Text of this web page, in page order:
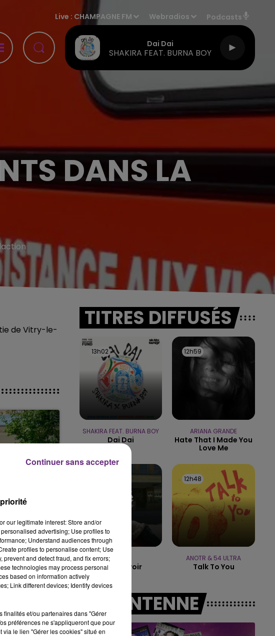
Live : CHAMPAGNE FM Webradios Podcasts
Dai Dai
SHAKIRA FEAT. BURNA BOY
15h00 - 19h00
LE CLUB CHAMPAGNE FM
DANS LA
de Vitry-le-
FERME
ville
de
TITRES DIFFUSÉS
13h02
13h02
SHAKIRA FEAT. BURNA BOY
Dai Dai
12h59
12h59
ARIANA GRANDE
Hate That I Made You
Love Me
Tout Savoir
12h48
12h48
ANOTR & 54 ULTRA
Talk To You
A L'ANTENNE
our legitimate interest: Store and/or
advertising; Use profiles to
Understand audiences through
profiles to personalise content; Use
prevent and detect fraud, and fix errors;
technologies may process personal
based on information actively
Link different devices; Identify devices
finalités et/ou partenaires dans "Gérer
préférences ne s'appliqueront que pour
via le lien "Gérer les cookies" situé en
Continuer sans accepter